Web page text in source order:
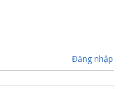
Đăng nhập